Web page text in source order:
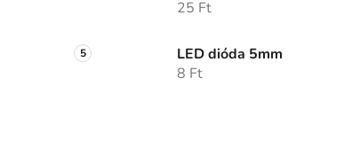
25 Ft
LED dióda 5mm
8 Ft